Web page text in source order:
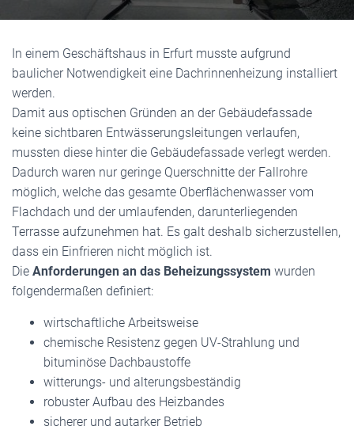
H
E
In einem Geschäftshaus in Erfurt musste aufgrund
baulicher Notwendigkeit eine Dachrinnenheizung installiert
werden.
Damit aus optischen Gründen an der Gebäudefassade
keine sichtbaren Entwässerungsleitungen verlaufen,
mussten diese hinter die Gebäudefassade verlegt werden.
Dadurch waren nur geringe Querschnitte der Fallrohre
möglich, welche das gesamte Oberflächenwasser vom
Flachdach und der umlaufenden, darunterliegenden
Terrasse aufzunehmen hat. Es galt deshalb sicherzustellen,
dass ein Einfrieren nicht möglich ist.
Die Anforderungen an das Beheizungssystem wurden
folgendermaßen definiert:
wirtschaftliche Arbeitsweise
chemische Resistenz gegen UV-Strahlung und
bituminöse Dachbaustoffe
witterungs- und alterungsbeständig
robuster Aufbau des Heizbandes
sicherer und autarker Betrieb